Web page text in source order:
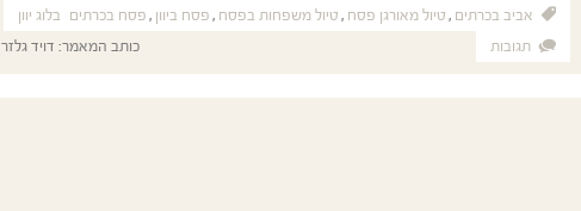
אביב בכרתים , טיול מאורגן פסח , טיול משפחות בפסח , פסח ביוון , פסח בכרתים בלוג יוון
תגובות
כותב המאמר: דויד גלזר